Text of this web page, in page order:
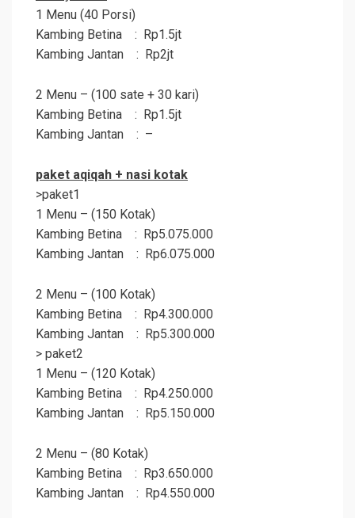
1 Menu (40 Porsi)
Kambing Betina : Rp1.5jt
Kambing Jantan : Rp2jt
2 Menu – (100 sate + 30 kari)
Kambing Betina : Rp1.5jt
Kambing Jantan : –
paket aqiqah + nasi kotak
>paket1
1 Menu – (150 Kotak)
Kambing Betina : Rp5.075.000
Kambing Jantan : Rp6.075.000
2 Menu – (100 Kotak)
Kambing Betina : Rp4.300.000
Kambing Jantan : Rp5.300.000
> paket2
1 Menu – (120 Kotak)
Kambing Betina : Rp4.250.000
Kambing Jantan : Rp5.150.000
2 Menu – (80 Kotak)
Kambing Betina : Rp3.650.000
Kambing Jantan : Rp4.550.000